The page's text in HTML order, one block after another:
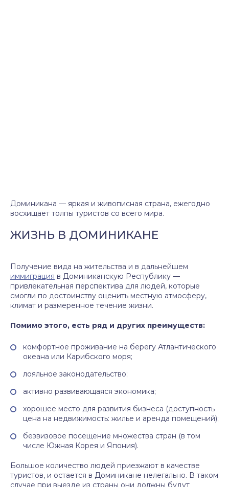
Доминикана — яркая и живописная страна, ежегодно
восхищает толпы туристов со всего мира.
ЖИЗНЬ В ДОМИНИКАНЕ
Получение вида на жительства и в дальнейшем
иммиграция в Доминиканскую Республику —
привлекательная перспектива для людей, которые
смогли по достоинству оценить местную атмосферу,
климат и размеренное течение жизни.
Помимо этого, есть ряд и других преимуществ:
комфортное проживание на берегу Атлантического
океана или Карибского моря;
лояльное законодательство;
активно развивающаяся экономика;
хорошее место для развития бизнеса (доступность
цена на недвижимость: жилье и аренда помещений);
безвизовое посещение множества стран (в том
числе Южная Корея и Япония).
Большое количество людей приезжают в качестве
туристов, и остается в Доминикане нелегально. В таком
случае при выезде из страны они должны будут